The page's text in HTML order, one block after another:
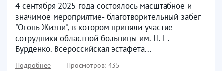
4 сентября 2025 года состоялось масштабное и
значимое мероприятие- благотворительный забег
"Огонь Жизни", в котором приняли участие
сотрудники областной больницы им. Н. Н.
Бурденко. Всероссийская эстафета...
Подробнее Просмотров: 435